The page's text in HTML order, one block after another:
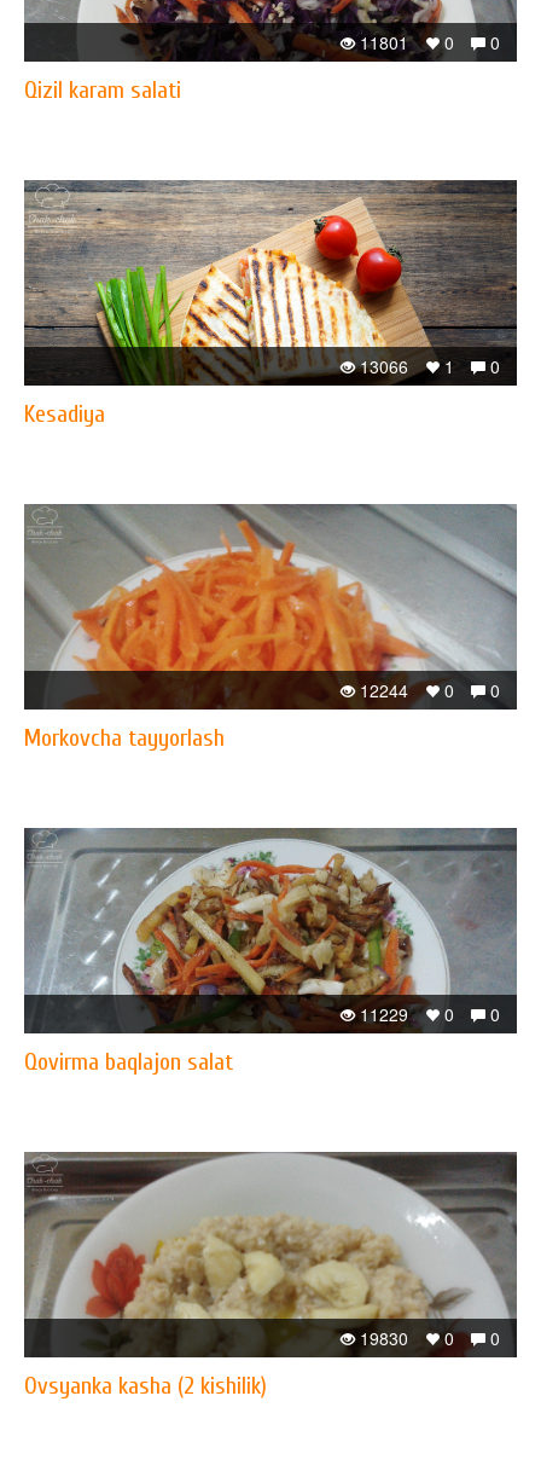
0
0
11801
Qizil karam salati
0
1
13066
Kesadiya
0
0
12244
Morkovcha tayyorlash
0
0
11229
Qovirma baqlajon salat
0
0
19830
Ovsyanka kasha (2 kishilik)